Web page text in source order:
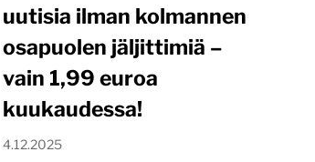
uutisia ilman kolmannen
osapuolen jäljittimiä –
vain 1,99 euroa
kuukaudessa!
4.12.2025